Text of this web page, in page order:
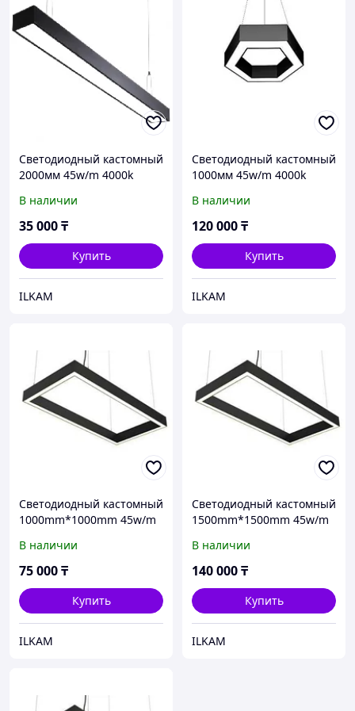
Cветодиодный кастомный
2000мм 45w/m 4000k
линейной формы
В наличии
35 000₸
Купить
ILKAM
Cветодиодный кастомный
1000мм 45w/m 4000k
шестиугольной формы
В наличии
120 000₸
Купить
ILKAM
Cветодиодный кастомный
1000mm*1000mm 45w/m
квадратной формы
В наличии
75 000₸
Купить
ILKAM
Cветодиодный кастомный
1500mm*1500mm 45w/m
квадратной формы
В наличии
140 000₸
Купить
ILKAM